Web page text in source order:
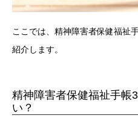
ここでは、精神障害者保健福祉
紹介します。
精神障害者保健福祉手帳
い？